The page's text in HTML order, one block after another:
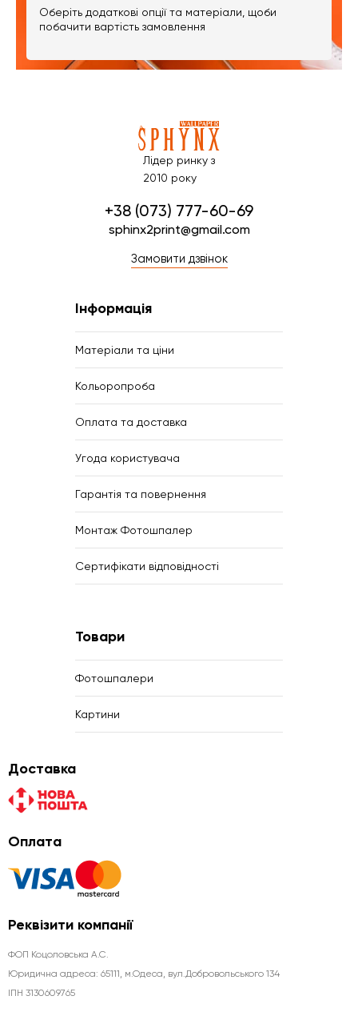
Оберіть додаткові опції та матеріали, щоби
побачити вартість замовлення
Лідер ринку з
2010 року
+38 (073) 777-60-69
sphinx2print@gmail.com
Замовити дзвінок
Інформація
Матеріали та ціни
Кольоропроба
Оплата та доставка
Угода користувача
Гарантія та повернення
Монтаж Фотошпалер
Сертифікати відповідності
Товари
Фотошпалери
Картини
Доставка
Оплата
Реквізити компанії
ФОП Коцоловська А.С.
Юридична aдреса: 65111, м.Одеса, вул.Добровольського 134
ІПН 3130609765